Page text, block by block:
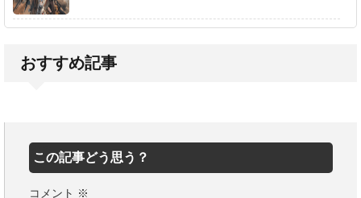
おすすめ記事
この記事どう思う？
コメント ※